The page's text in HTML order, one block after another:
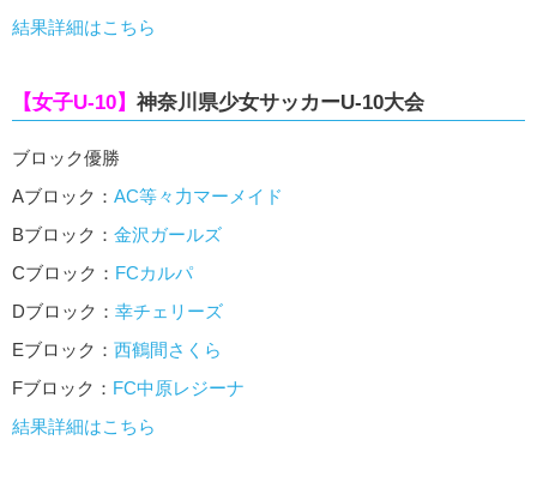
結果詳細はこちら
【女子U-10】 神奈川県少女サッカーU-10大会
ブロック優勝
Aブロック： AC等々力マーメイド
Bブロック： 金沢ガールズ
Cブロック： FCカルパ
Dブロック： 幸チェリーズ
Eブロック： 西鶴間さくら
Fブロック： FC中原レジーナ
結果詳細はこちら